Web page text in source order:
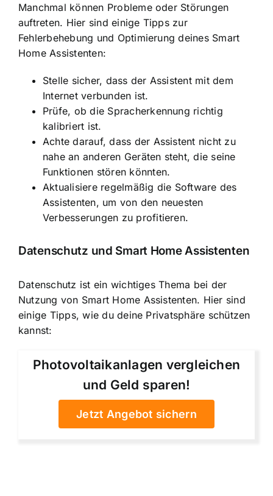
Manchmal können Probleme oder Störungen
auftreten. Hier sind einige Tipps zur
Fehlerbehebung und Optimierung deines Smart
Home Assistenten:
Stelle sicher, dass der Assistent mit dem
Internet verbunden ist.
Prüfe, ob die Spracherkennung richtig
kalibriert ist.
Achte darauf, dass der Assistent nicht zu
nahe an anderen Geräten steht, die seine
Funktionen stören könnten.
Aktualisiere regelmäßig die Software des
Assistenten, um von den neuesten
Verbesserungen zu profitieren.
Datenschutz und Smart Home Assistenten
Datenschutz ist ein wichtiges Thema bei der
Nutzung von Smart Home Assistenten. Hier sind
einige Tipps, wie du deine Privatsphäre schützen
kannst:
Photovoltaikanlagen vergleichen
und Geld sparen!
Jetzt Angebot sichern